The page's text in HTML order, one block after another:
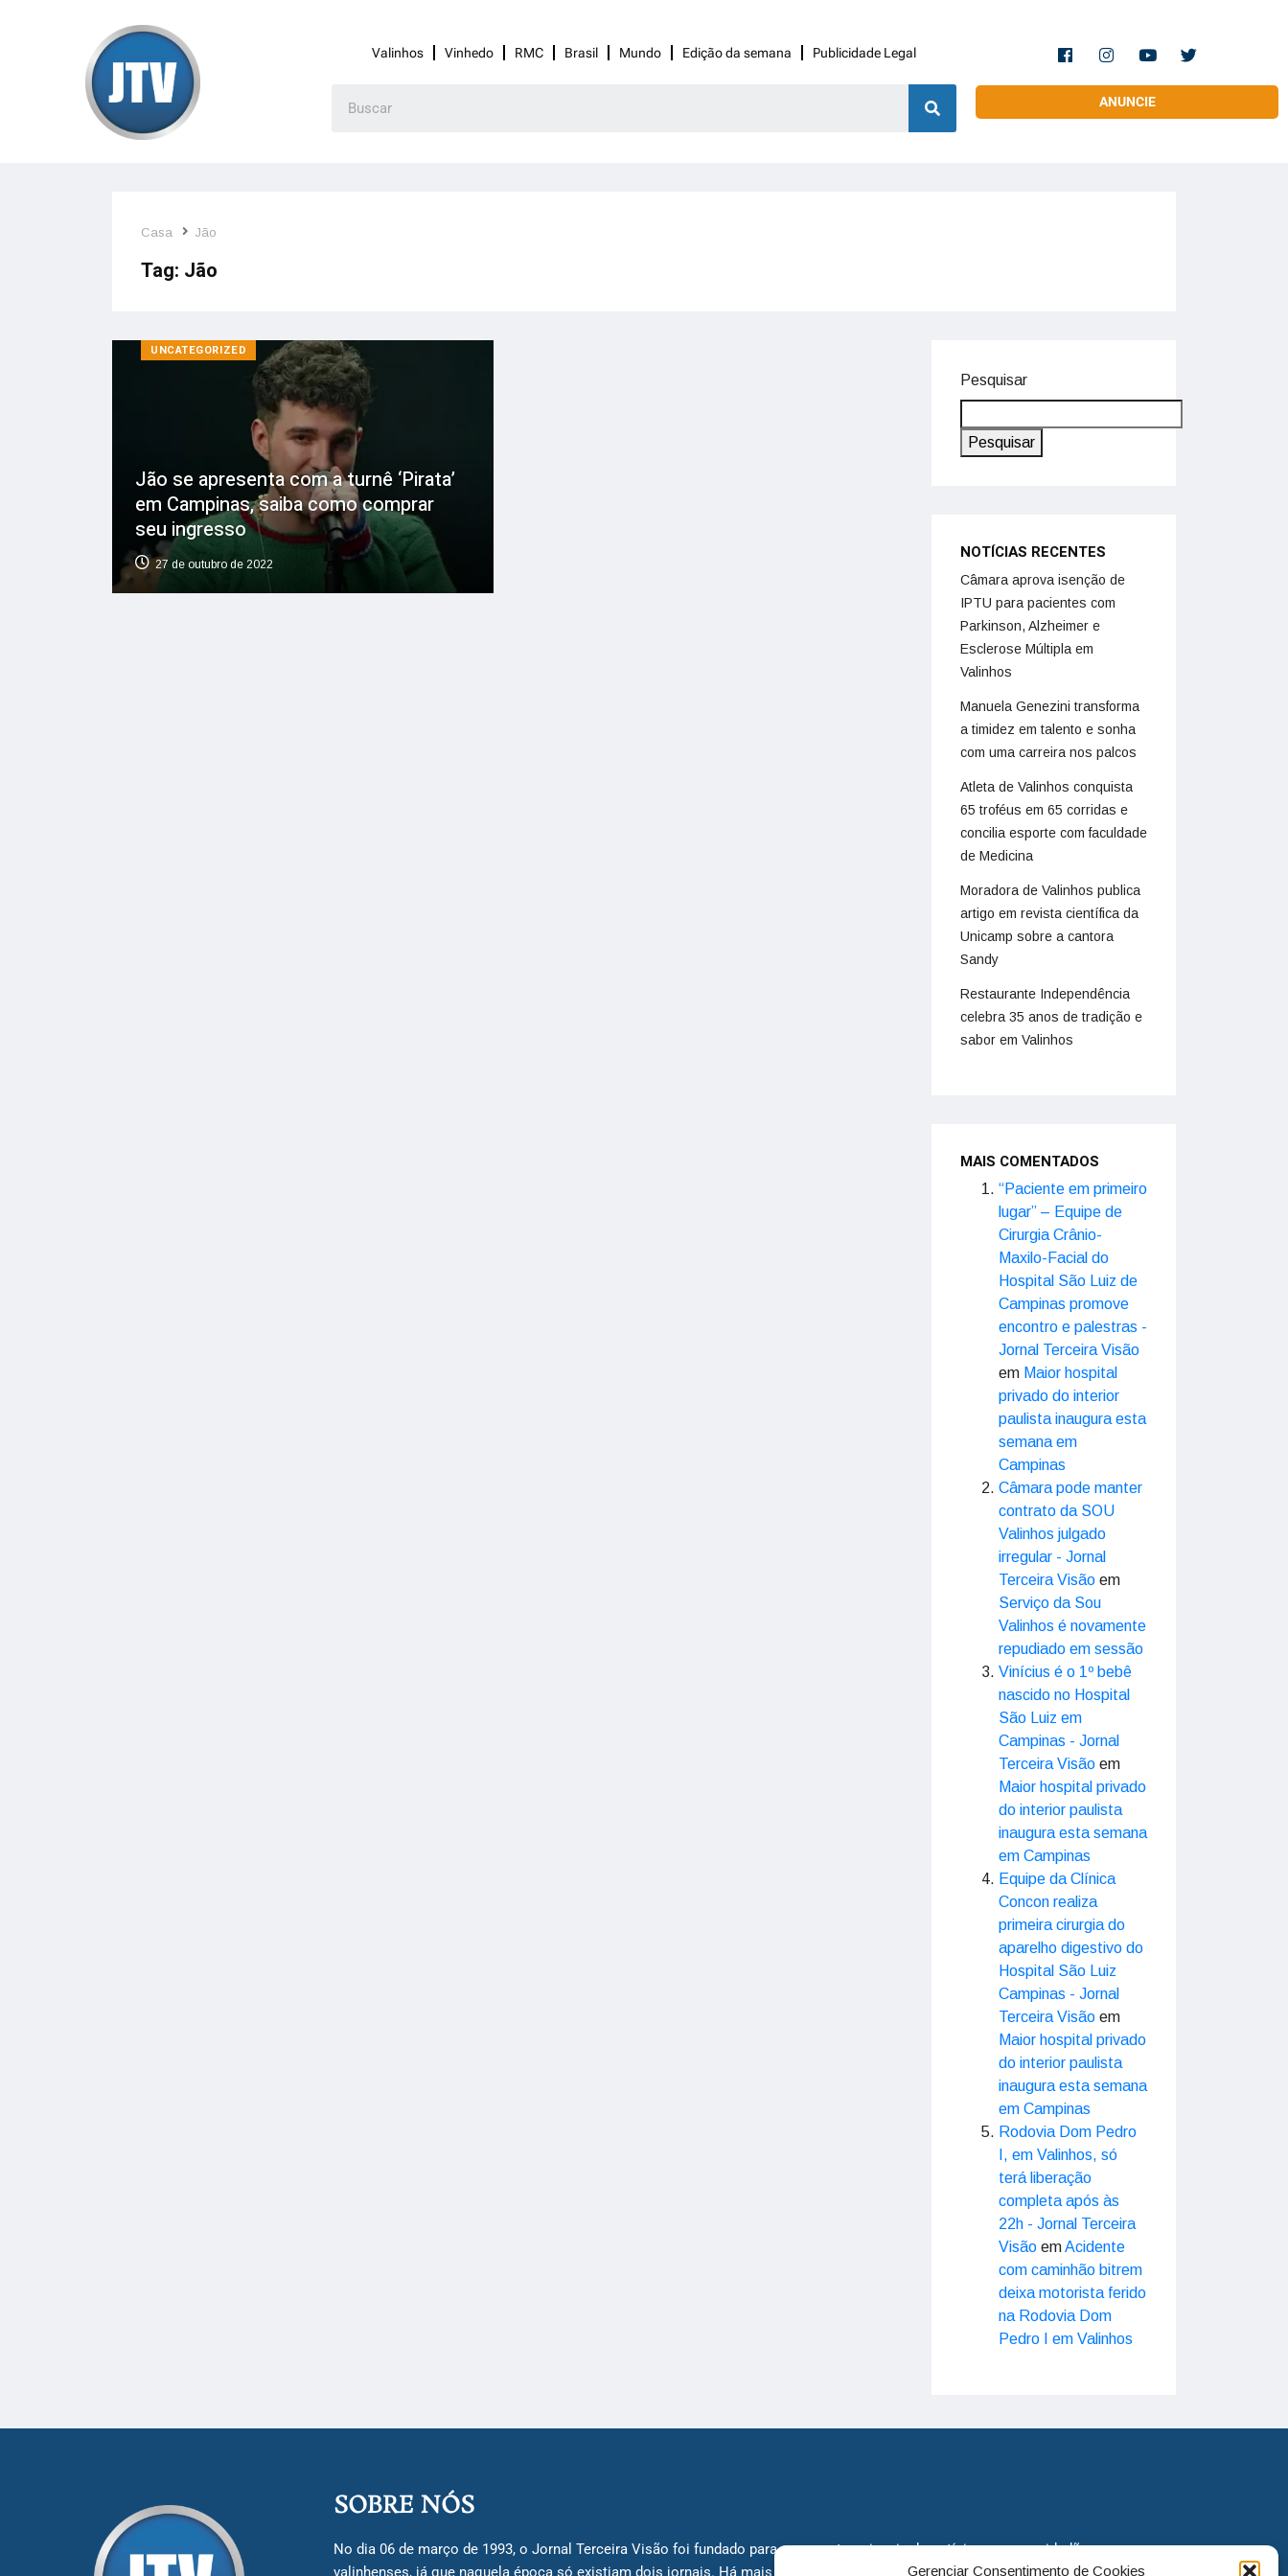
Gerenciar Consentimento de Cookies
Valinhos Vinhedo RMC Brasil Mundo Edição da semana Publicidade Legal
ANUNCIE
Casa Jão
Tag: Jão
UNCATEGORIZED
Jão se apresenta com a turnê ‘Pirata’
em Campinas, saiba como comprar
seu ingresso
27 de outubro de 2022
Pesquisar
Pesquisar
NOTÍCIAS RECENTES
Câmara aprova isenção de
IPTU para pacientes com
Parkinson, Alzheimer e
Esclerose Múltipla em
Valinhos
Manuela Genezini transforma
a timidez em talento e sonha
com uma carreira nos palcos
Atleta de Valinhos conquista
65 troféus em 65 corridas e
concilia esporte com faculdade
de Medicina
Moradora de Valinhos publica
artigo em revista científica da
Unicamp sobre a cantora
Sandy
Restaurante Independência
celebra 35 anos de tradição e
sabor em Valinhos
MAIS COMENTADOS
“Paciente em primeiro
lugar” – Equipe de
Cirurgia Crânio-
Maxilo-Facial do
Hospital São Luiz de
Campinas promove
encontro e palestras -
Jornal Terceira Visão
em Maior hospital
privado do interior
paulista inaugura esta
semana em
Campinas
Câmara pode manter
contrato da SOU
Valinhos julgado
irregular - Jornal
Terceira Visão em
Serviço da Sou
Valinhos é novamente
repudiado em sessão
Vinícius é o 1º bebê
nascido no Hospital
São Luiz em
Campinas - Jornal
Terceira Visão em
Maior hospital privado
do interior paulista
inaugura esta semana
em Campinas
Equipe da Clínica
Concon realiza
primeira cirurgia do
aparelho digestivo do
Hospital São Luiz
Campinas - Jornal
Terceira Visão em
Maior hospital privado
do interior paulista
inaugura esta semana
em Campinas
Rodovia Dom Pedro
I, em Valinhos, só
terá liberação
completa após às
22h - Jornal Terceira
Visão emAcidente
com caminhão bitrem
deixa motorista ferido
na Rodovia Dom
Pedro I em Valinhos
SOBRE NÓS
No dia 06 de março de 1993, o Jornal Terceira Visão foi fundado para ser uma terceira via de notícias para os cidadãos
valinhenses, já que naquela época só existiam dois jornais. Há mais de 30 anos, o jornal continua assumindo o papel